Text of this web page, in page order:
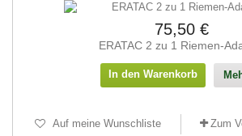
75,50 €
ERATAC 2 zu 1 Riemen-
In den Warenkorb
Auf meine Wunschliste Zum